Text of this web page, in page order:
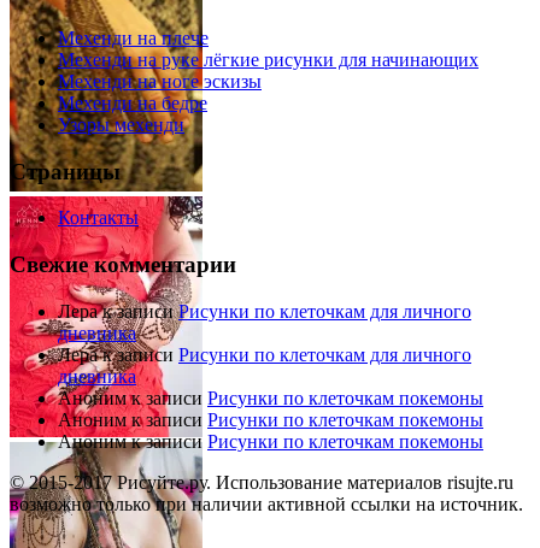
Мехенди на плече
Мехенди на руке лёгкие рисунки для начинающих
Мехенди на ноге эскизы
Мехенди на бедре
Узоры мехенди
Страницы
Контакты
Свежие комментарии
Лерак записиРисунки по клеточкам для личного
дневника
Лерак записи Рисунки по клеточкам для личного
дневника
Анонимк записи Рисунки по клеточкам покемоны
Аноним к записи Рисунки по клеточкам покемоны
Анонимк записи Рисунки по клеточкам покемоны
© 2015-2017 Рисуйте.ру. Использование материалов risujte.ru
возможно только при наличии активной ссылки на источник.